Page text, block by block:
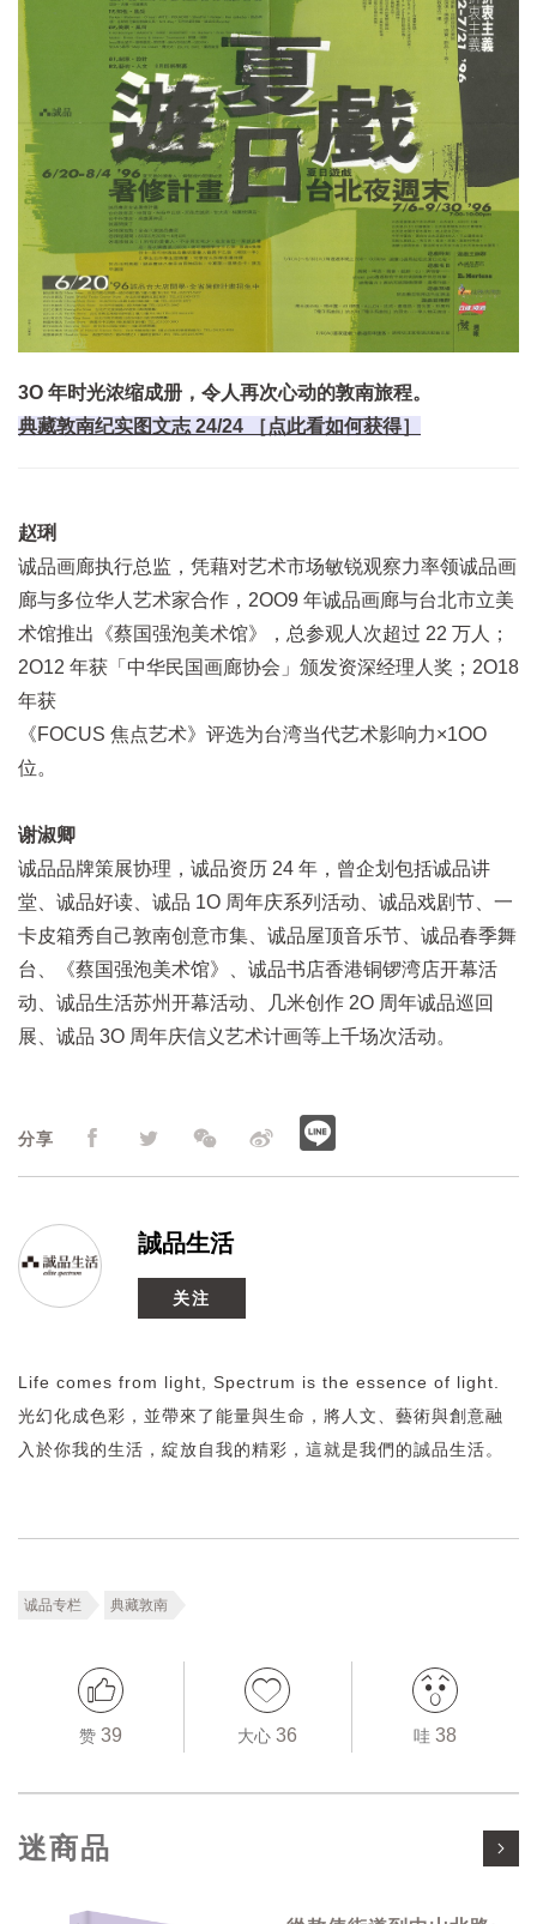
3O 年时光浓缩成册，令人再次心动的敦南旅程。
典藏敦南纪实图文志 24/24 ［点此看如何获得］
赵琍
诚品画廊执行总监，凭藉对艺术市场敏锐观察力率领诚品画
廊与多位华人艺术家合作，2OO9 年诚品画廊与台北市立美
术馆推出《蔡国强泡美术馆》，总参观人次超过 22 万人；
2O12 年获「中华民国画廊协会」颁发资深经理人奖；2O18
年获
《FOCUS 焦点艺术》评选为台湾当代艺术影响力×1OO
位。
谢淑卿
诚品品牌策展协理，诚品资历 24 年，曾企划包括诚品讲
堂、诚品好读、诚品 1O 周年庆系列活动、诚品戏剧节、一
卡皮箱秀自己敦南创意市集、诚品屋顶音乐节、诚品春季舞
台、《蔡国强泡美术馆》、诚品书店香港铜锣湾店开幕活
动、诚品生活苏州开幕活动、几米创作 2O 周年诚品巡回
展、诚品 3O 周年庆信义艺术计画等上千场次活动。
分享
誠品生活
关注
Life comes from light, Spectrum is the essence of light.
光幻化成色彩，並帶來了能量與生命，將人文、藝術與創意融
入於你我的生活，綻放自我的精彩，這就是我們的誠品生活。
诚品专栏 典藏敦南
赞39 大心36 哇38
迷商品